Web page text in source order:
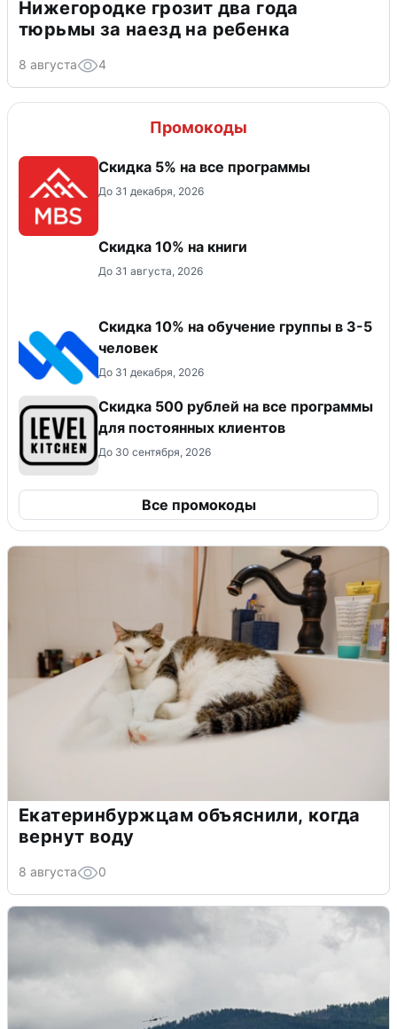
Нижегородке грозит два года
тюрьмы за наезд на ребенка
8 августа 4
Промокоды
Скидка 5% на все программы
До 31 декабря, 2026
Скидка 10% на книги
До 31 августа, 2026
Скидка 10% на обучение группы в 3-5
человек
До 31 декабря, 2026
Скидка 500 рублей на все программы
для постоянных клиентов
До 30 сентября, 2026
Все промокоды
Екатеринбуржцам объяснили, когда
вернут воду
8 августа 0